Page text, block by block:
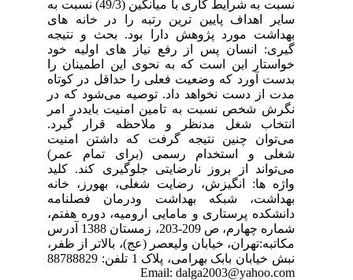
نسبت به شرایط کاری با میانگین (49/3) نسبت به
سایر اهداف پایین ترین رتبه را در خانه‌ های
بهداشت‌ مورد پژوهش دارا بود. بحث و نتیجه
گیری: انسان پس از رفع نیاز های اولیه خود
خواستار این است که به نحوی این اطمینان را
بدست آورد که وضعیت فعلی را حداقل در کوتاه
مدت از دست نخواهد داد. توصیه می‌شود که در
نگرش شخص نسبت به تامین امنیت بایددر امر
انتخاب شغل مدنظر و ملاحظه قرار گیرد.
می‌توان چنین نتیجه گرفت که داشتن امنیت
شغلی و استخدام رسمی (برای تمام عمر)
می‌تواند از بروز نارضایتی جلوگیری کند. کلید
واژه ها: انگیزش، رضایت شغلی، بهورز، خانه
بهداشت، شبکه بهداشت ودرمان فصلنامه
دانشکده پرستاری و مامایی ارومیه، دوره هفتم،
شماره چهارم، ص 209-203، زمستان 1388 آدرس
مکاتبه:تهران، خیابان ولیعصر (عج)، بالاتر از ظفر،
نبش خیابان بابک بهرامی، پلاک 1 تلفن: 88788829
Email: dalga2003@yahoo.com